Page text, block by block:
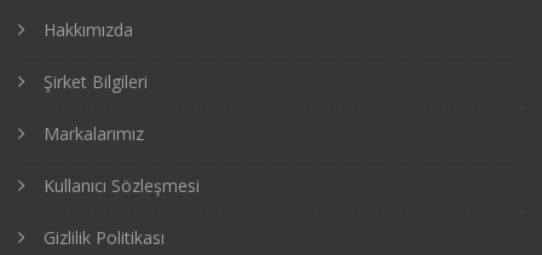
Hakkımızda
Şirket Bilgileri
Markalarımız
Kullanıcı Sözleşmesi
Gizlilik Politikası